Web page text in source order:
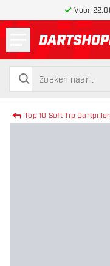
Voor
zoeken
zoeken
Top 10 Soft Tip Dartpijlen